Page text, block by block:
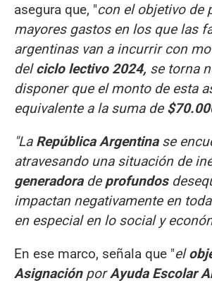
asegura que, "con el objetivo de
mayores gastos en los que las
argentinas van a incurrir con
delciclo lectivo 2024, se torna
disponer que el monto de esta
equivalente a la suma de
"La República Argentinase
atravesando una situación de
generadorade profundos
impactan negativamente en
en especial en lo social y
En ese marco, señala que "el
AsignaciónporAyuda Escolar